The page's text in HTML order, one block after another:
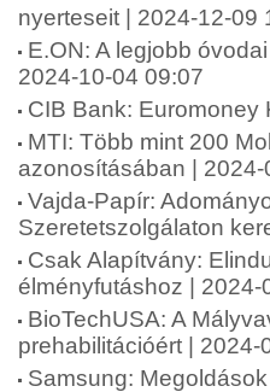
nyerteseit | 2024-12-09
E.ON: A legjobb
2024-10-04 09:07
CIB Bank: Euromoney
MTI: Több mint 200
azonosításában | 2024-
Vajda-Papír:
Szeretetszolgálaton
Csak Alapítvány:
élményfutáshoz | 2024-
BioTechUSA: A
prehabilitációért | 2024-
Samsung: